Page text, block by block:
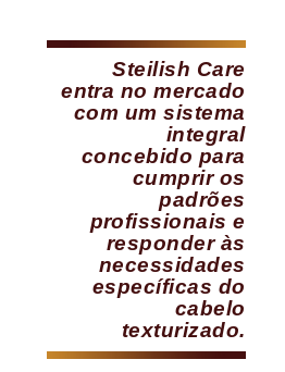
Steilish Care
entra no mercado
com um sistema
integral
concebido para
cumprir os
padrões
profissionais e
responder às
necessidades
específicas do
cabelo
texturizado.